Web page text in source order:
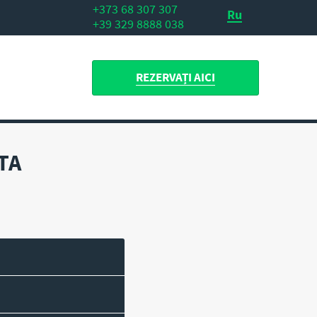
Ru
+373 68 307 307
+39 329 8888 038
REZERVAȚI AICI